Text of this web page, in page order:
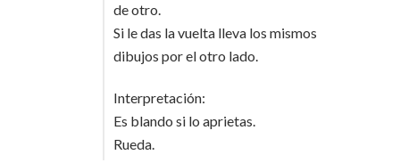
de otro.
Si le das la vuelta lleva los mismos
dibujos por el otro lado.
Interpretación:
Es blando si lo aprietas.
Rueda.